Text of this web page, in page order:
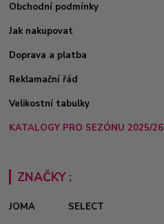
Obchodní podmínky
Jak nakupovat
Doprava a platba
Reklamační řád
Velikostní tabulky
KATALOGY PRO SEZÓNU 2025/26
ZNAČKY :
JOMA
SELECT